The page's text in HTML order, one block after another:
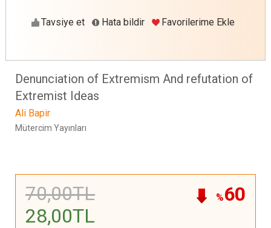
Tavsiye et Hata bildir Favorilerime Ekle
Denunciation of Extremism And refutation of
Extremist Ideas
Ali Bapir
Mütercim Yayınları
%60
70,00TL
28,00TL